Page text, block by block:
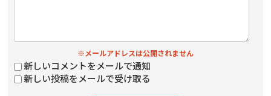
※メールアドレスは公開されません
新しいコメントをメールで通知
新しい投稿をメールで受け取る